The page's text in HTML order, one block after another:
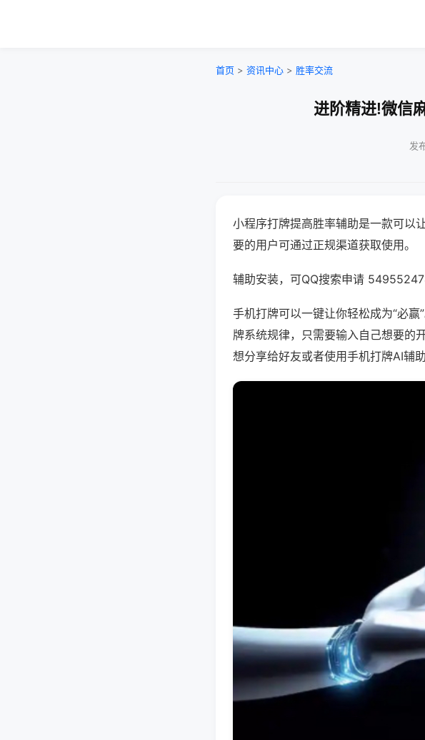
首页 > 资讯中心 > 胜率交流
进阶精进!微信
发
小程序打牌提高胜率辅助是一款可以
要的用户可通过正规渠道获取使用。
辅助安装，可QQ搜索申请
手机打牌可以一键让你轻松成为“必
牌系统规律，只需要输入自己想要的
想分享给好友或者使用手机打牌AI辅